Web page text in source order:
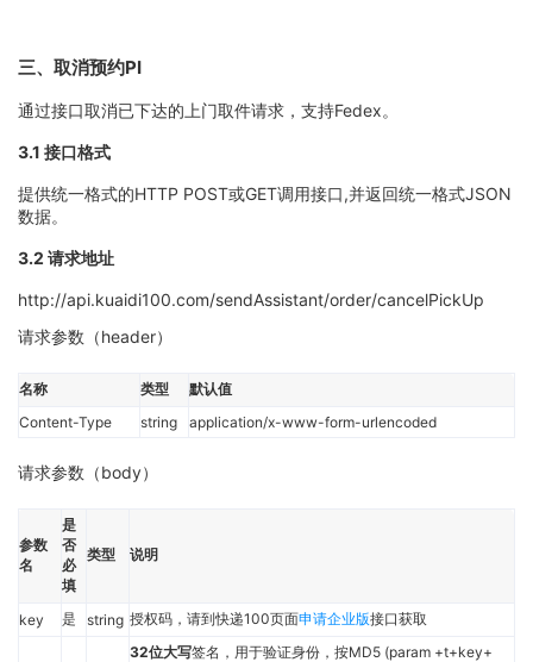
三、取消预约PI
通过接口取消已下达的上门取件请求，支持Fedex。
3.1 接口格式
提供统一格式的HTTP POST或GET调用接口,并返回统一格式JSON
数据。
3.2 请求地址
http://api.kuaidi100.com/sendAssistant/order/cancelPickUp
请求参数（header）
名称 类型
默认值
Content-Type
string application/x-www-form-urlencoded
请求参数（body）
参数
名
是
否
必
填
类型 说明
key 是 string 授权码，请到快递100页面申请企业版接口获取
32位大写签名，用于验证身份，按MD5 (param +t+key+